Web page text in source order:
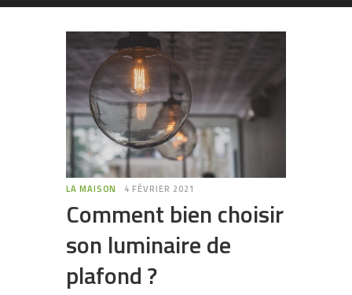
LA MAISON 4 FÉVRIER 2021
Comment bien choisir
son luminaire de
plafond ?